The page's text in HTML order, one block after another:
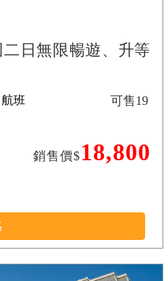
日無限暢遊、升等
航班
銷售價$18,800
可售19